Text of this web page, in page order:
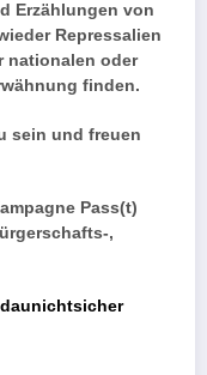
Erzählungen von
Repressalien
nationalen oder
finden.
sein und freuen
Pass(t)
,